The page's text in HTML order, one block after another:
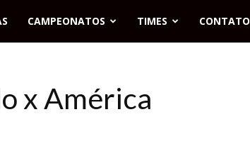
CAMPEONATOS TIMES CONTATO
x América